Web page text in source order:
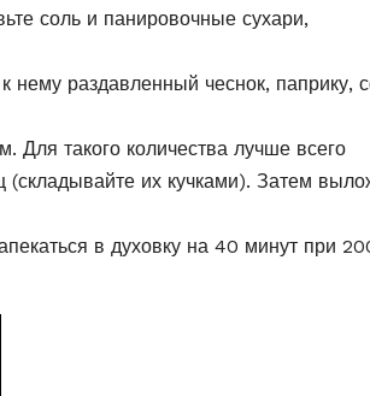
соль и панировочные сухари,
нему раздавленный чеснок, паприку,
такого количества лучше всего
(складывайте их кучками). Затем
в духовку на 40 минут при